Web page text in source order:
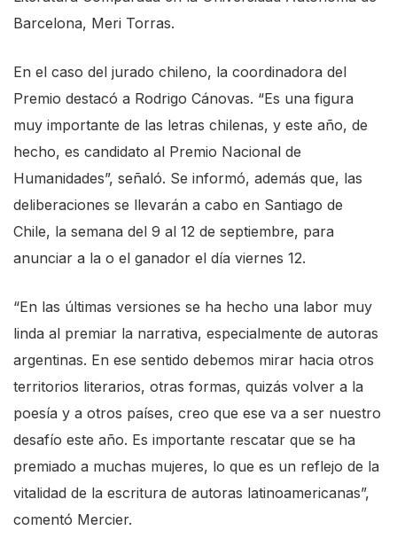
Barcelona, Meri Torras.
En el caso del jurado chileno, la coordinadora del
Premio destacó a Rodrigo Cánovas. “Es una figura
muy importante de las letras chilenas, y este año, de
hecho, es candidato al Premio Nacional de
Humanidades”, señaló. Se informó, además que, las
deliberaciones se llevarán a cabo en Santiago de
Chile, la semana del 9 al 12 de septiembre, para
anunciar a la o el ganador el día viernes 12.
“En las últimas versiones se ha hecho una labor muy
linda al premiar la narrativa, especialmente de autoras
argentinas. En ese sentido debemos mirar hacia otros
territorios literarios, otras formas, quizás volver a la
poesía y a otros países, creo que ese va a ser nuestro
desafío este año. Es importante rescatar que se ha
premiado a muchas mujeres, lo que es un reflejo de la
vitalidad de la escritura de autoras latinoamericanas”,
comentó Mercier.